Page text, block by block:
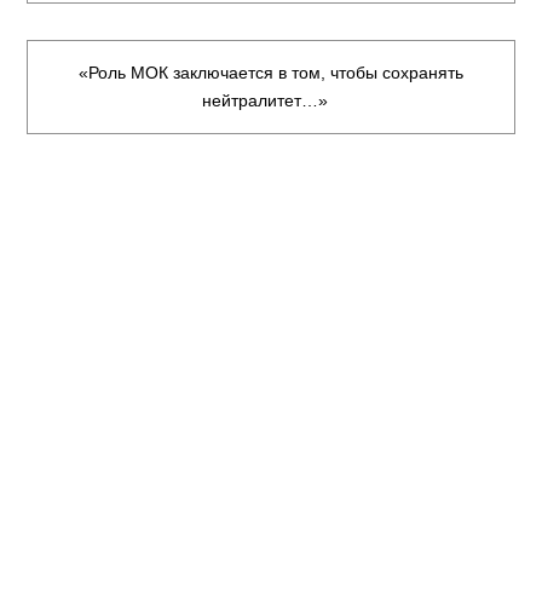
«Роль МОК заключается в том, чтобы сохранять
нейтралитет…»